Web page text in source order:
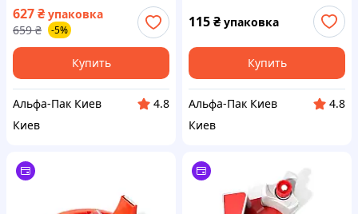
627₴ упаковка
659 ₴ -5%
Купить
Альфа-Пак Киев
4.8
Киев
115₴ упаковка
Купить
Альфа-Пак Киев
4.8
Киев